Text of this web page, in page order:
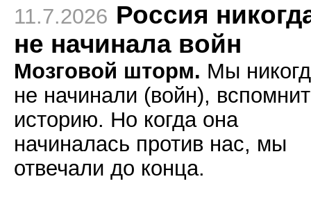
11.7.2026 Россия
не начинала войн
Мозговой шторм. Мы
не начинали (войн),
историю. Но когда она
начиналась против нас, мы
отвечали до конца.